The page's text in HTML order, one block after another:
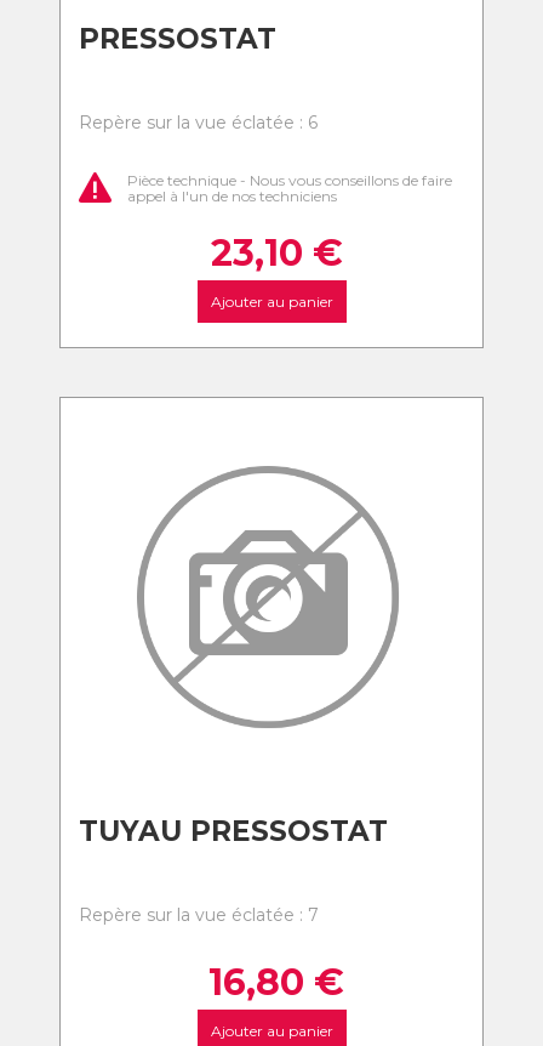
PRESSOSTAT
Repère sur la vue éclatée : 6
Pièce technique - Nous vous conseillons de faire
appel à l'un de nos techniciens
23,10 €
Ajouter au panier
TUYAU PRESSOSTAT
Repère sur la vue éclatée : 7
16,80 €
Ajouter au panier